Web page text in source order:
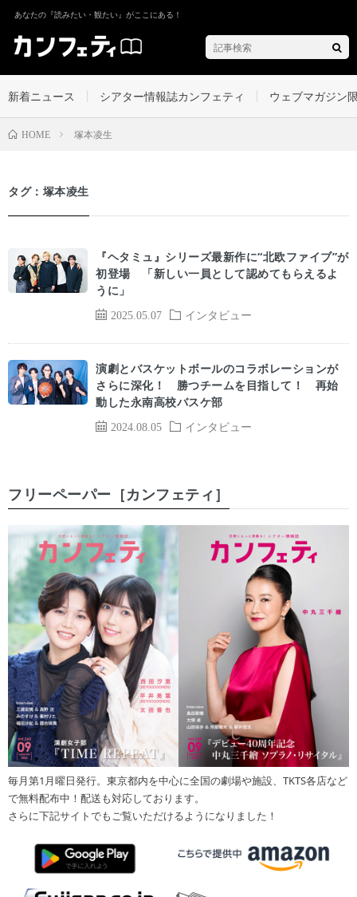
あなたの『読みたい・観たい』がここにある！
新着ニュース シアター情報誌カンフェティ ウェブマガジン
HOME 塚本凌生
タグ：塚本凌生
2025.05.07 インタビュー
『ヘタミュ』シリーズ最新作に“北欧ファイブ”が
初登場 「新しい一員として認めてもらえるよ
うに」
2024.08.05 インタビュー
演劇とバスケットボールのコラボレーションが
さらに深化！ 勝つチームを目指して！ 再始
動した永南高校バスケ部
フリーペーパー［カンフェティ］
毎月第1月曜日発行。東京都内を中心に全国の劇場や施設、TKTS各店など
で無料配布中！配送も対応しております。
さらに下記サイトでもご覧いただけるようになりました！